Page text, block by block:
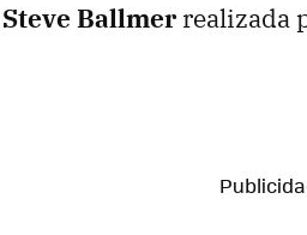
Ballmer realizada